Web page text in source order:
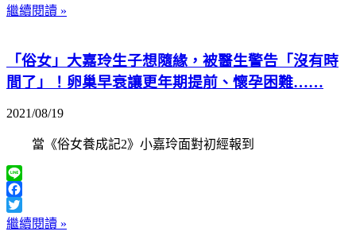
Twitter
繼續閱讀 »
「俗女」大嘉玲生子想隨緣，被醫生警告「沒有時
間了」！卵巢早衰讓更年期提前、懷孕困難……
2021/08/19
當《俗女養成記2》小嘉玲面對初經報到
Line
Facebook
Twitter
繼續閱讀 »